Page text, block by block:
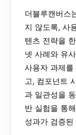
더블루캔버스
지 않도록, 사
텐츠 전략을
넷 사례와 유
사용자 과제
고, 컴포넌트
과 일관성을
반 실험을 통
성과가 검증